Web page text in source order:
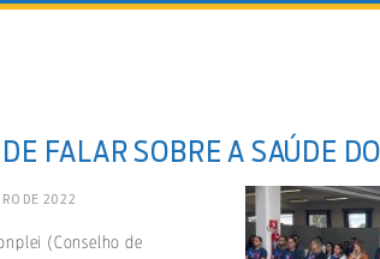
FALAR SOBRE A SAÚDE
DE 2022
(Conselho de